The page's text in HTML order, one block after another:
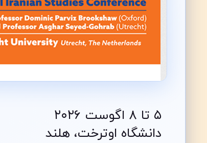
۵ تا ۸ اگوست ۲۰۲۶
دانشگاه اوترخت، هلند